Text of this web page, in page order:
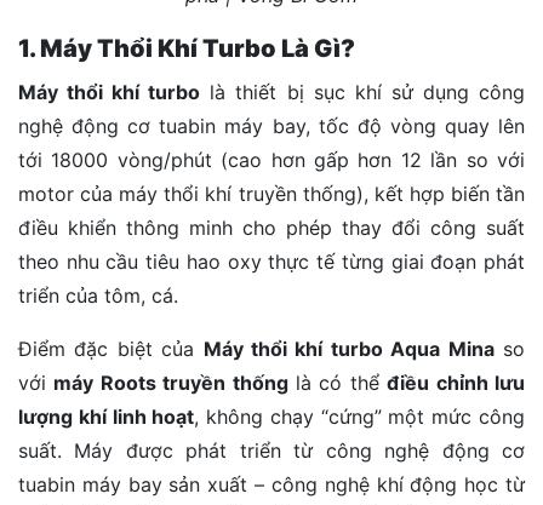
1. Máy Thổi Khí Turbo Là Gì?
Máy thổi khí turbo là thiết bị sục khí sử dụng công
nghệ động cơ tuabin máy bay, tốc độ vòng quay lên
tới 18000 vòng/phút (cao hơn gấp hơn 12 lần so với
motor của máy thổi khí truyền thống), kết hợp biến tần
điều khiển thông minh cho phép thay đổi công suất
theo nhu cầu tiêu hao oxy thực tế từng giai đoạn phát
triển của tôm, cá.
Điểm đặc biệt của Máy thổi khí turbo Aqua Mina so
với máy Roots truyền thống là có thểđiều chỉnh lưu
lượng khí linh hoạt, không chạy “cứng” một mức công
suất. Máy được phát triển từ công nghệ động cơ
tuabin máy bay sản xuất – công nghệ khí động học từ